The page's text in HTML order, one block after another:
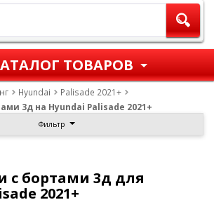
ТОВАРОВ
Hyundai
Palisade 2021+
3д на Hyundai Palisade 2021+
Фильтр
с бортами 3д для
2021+